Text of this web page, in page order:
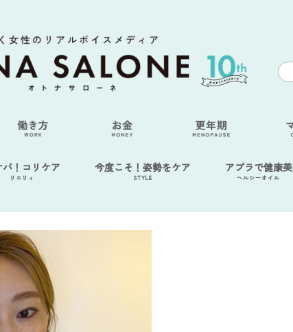
バ！コリケア
リエリィ
今度こそ！姿勢をケア
STYLE
アブラで健康美
ヘルシーオイル